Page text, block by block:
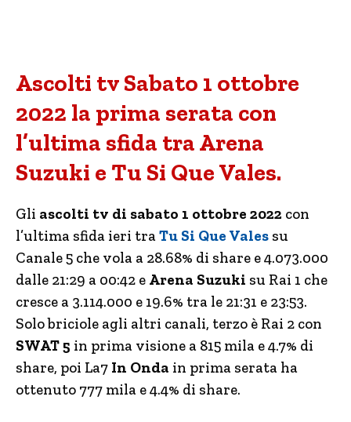
Ascolti tv Sabato 1 ottobre
2022 la prima serata con
l’ultima sfida tra Arena
Suzuki e Tu Si Que Vales.
Gli ascolti tv di sabato 1 ottobre 2022 con
l’ultima sfida ieri traTu Si Que Vales su
Canale 5 che vola a 28.68% di share e 4.073.000
dalle 21:29 a 00:42 e Arena Suzuki su Rai 1 che
cresce a 3.114.000 e 19.6% tra le 21:31 e 23:53.
Solo briciole agli altri canali, terzo è Rai 2 con
SWAT 5 in prima visione a 815 mila e 4.7% di
share, poi La7 In Onda in prima serata ha
ottenuto 777 mila e 4.4% di share.